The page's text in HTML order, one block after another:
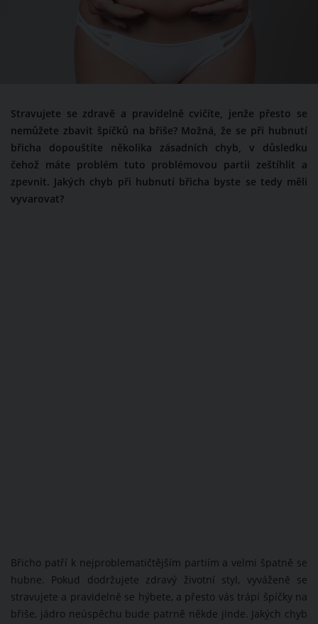
Stravujete se zdravě a pravidelně cvičíte, jenže přesto se
nemůžete zbavit špíčků na břiše? Možná, že se při hubnutí
břicha dopouštíte několika zásadních chyb, v důsledku
čehož máte problém tuto problémovou partii zeštíhlit a
zpevnit. Jakých chyb při hubnutí břicha byste se tedy měli
vyvarovat?
Břicho patří k nejproblematičtějším partiím a velmi špatně se
hubne. Pokud dodržujete zdravý životní styl, vyváženě se
stravujete a pravidelně se hýbete, a přesto vás trápí špíčky na
břiše, jádro neúspěchu bude patrně někde jinde. Jakých chyb